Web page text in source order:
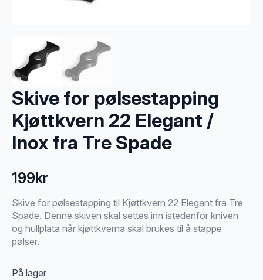
Skive for pølsestapping
Kjøttkvern 22 Elegant /
Inox fra Tre Spade
199kr
Skive for pølsestapping til Kjøttkvern 22 Elegant fra Tre
Spade. Denne skiven skal settes inn istedenfor kniven
og hullplata når kjøttkverna skal brukes til å stappe
pølser.
På lager